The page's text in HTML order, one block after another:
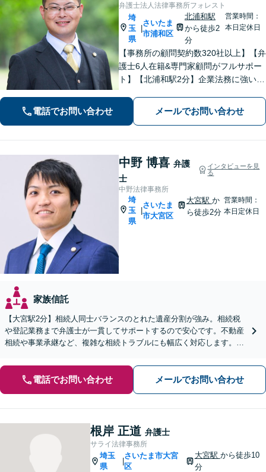
弁護士法人法律事務所フォレスト
埼
玉
県
さいたま
市浦和区
北浦和駅
から徒歩2
分
営業時間：
本日定休日
【事務所の顧問契約数320社以上】【弁
護士6人在籍&専門家顧問がフルサポー
ト】【北浦和駅2分】企業法務に強い弁
動産などに対応します。中小企業さ
ま、個人事業主さまからのご相談に注
電話でお問い合わせ メールでお問い合わせ
中野 博喜 弁護
士
インタビューを見
る
中野法律事務所
埼
玉
県
|
さいたま
市大宮区
大宮駅 か
ら徒歩2分
営業時間：
本日定休日
家族信託
【大宮駅2分】相続人同士バランスのとれた遺産分割が強み。相続税
や登記業務まで弁護士が一貫してサポートするので安心です。不動産
相続や事業承継など、複雑な相続トラブルにも幅広く対応します。
電話でお問い合わせ メールでお問い合わせ
根岸 正道 弁護士
サライ法律事務所
埼玉
県
|
さいたま市大宮
区
大宮駅 から徒歩10
分